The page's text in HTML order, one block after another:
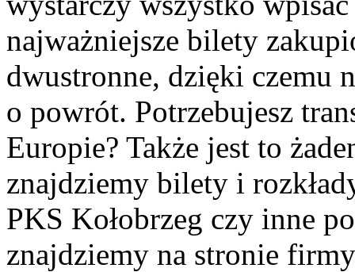
najważniejsze bilety
dwustronne, dzięki czemu
o powrót. Potrzebujesz
Europie? Także jest to
znajdziemy bilety i
PKS Kołobrzeg czy inne
znajdziemy na stronie